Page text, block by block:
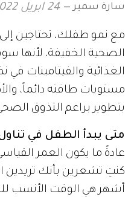
سارة سمير 24 ابريل 2022
مع نمو طفلك، تحتاجين إلى
الصحية الخفيفة، لأنها
الغذائية والفيتامينات
مستويات طاقته دائماً،
بتطوير براعم التذوق
متى يبدأ الطفل في
أشهر هي الوقت الأنسب